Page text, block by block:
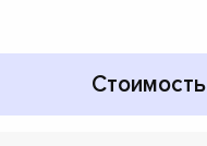
Стоимость